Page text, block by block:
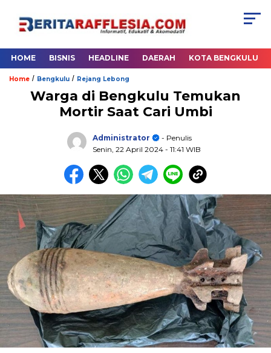
HOME BISNIS HEADLINE DAERAH KOTA BENGKULU
Home / Bengkulu / Rejang Lebong
Warga di Bengkulu Temukan
Mortir Saat Cari Umbi
Administrator
- Penulis
Senin, 22 April 2024 - 11:41 WIB